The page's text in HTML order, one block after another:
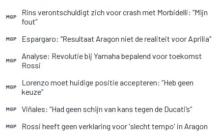
MGP
Rins verontschuldigt zich voor crash met Morbidelli: “Mijn
fout”
MGP Espargaro: "Resultaat Aragon niet de realiteit voor Aprilia"
MGP
Analyse: Revolutie bij Yamaha bepalend voor toekomst
Rossi
MGP
Lorenzo moet huidige positie accepteren: “Heb geen
keuze”
MGP Viñales: “Had geen schijn van kans tegen de Ducati’s”
MGP Rossi heeft geen verklaring voor 'slecht tempo' in Aragon